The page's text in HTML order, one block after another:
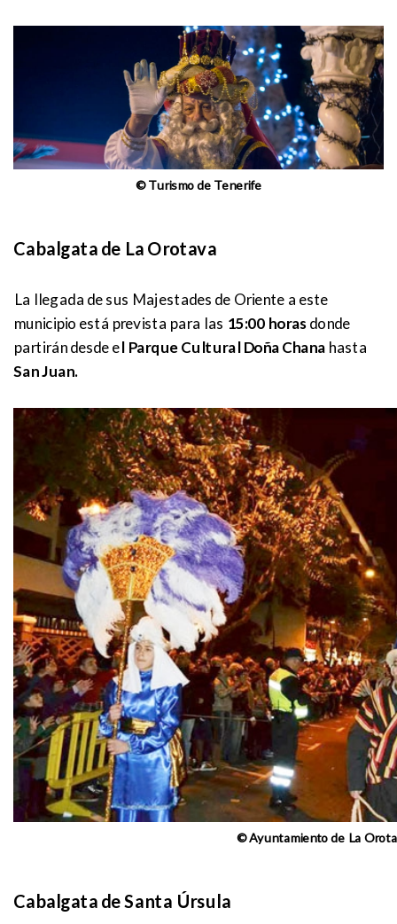
© Turismo de Tenerife
Cabalgata de La Orotava
La llegada de sus Majestades de Oriente a este
municipio está prevista para las 15:00 horasdonde
partirán desde el Parque Cultural Doña Chana hasta
San Juan.
© Ayuntamiento de La
Cabalgata de Santa Úrsula